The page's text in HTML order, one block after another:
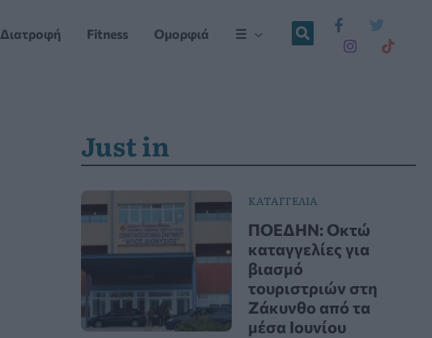
Διατροφή Fitness Ομορφιά ☰
Just in
ΚΑΤΑΓΓΕΛΙΑ
ΠΟΕΔΗΝ: Οκτώ
καταγγελίες για
βιασμό
τουριστριών στη
Ζάκυνθο από τα
μέσα Ιουνίου